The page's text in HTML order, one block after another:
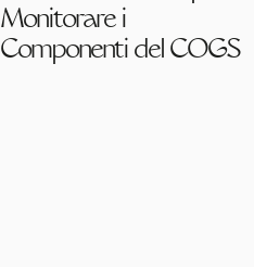
Monitorare i
Componenti del COGS